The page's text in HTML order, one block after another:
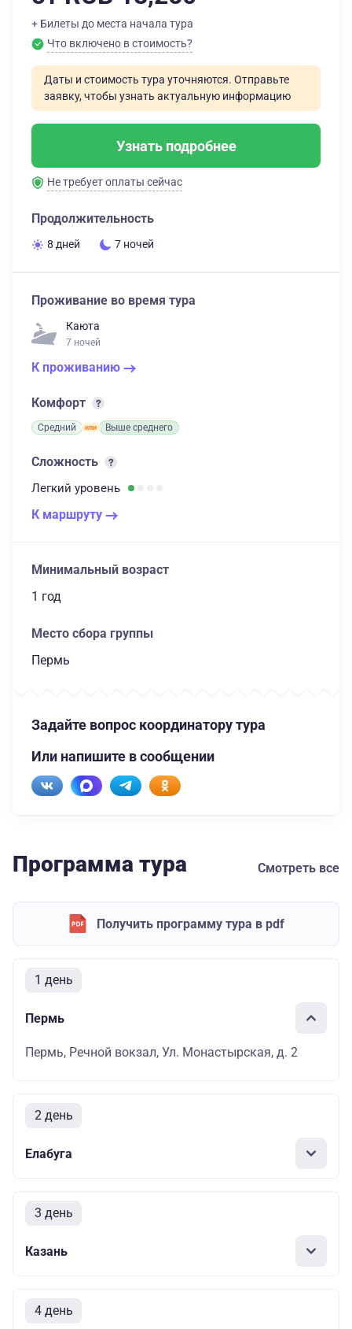
+ Билеты до места начала тура
Что включено в стоимость?
Даты и стоимость тура уточняются. Отправьте
заявку, чтобы узнать актуальную информацию
Узнать подробнее
Не требует оплаты сейчас
Продолжительность
8 дней 7 ночей
Проживание во время тура
Каюта
7 ночей
К проживанию
Комфорт
Средний Выше среднего
Сложность
Легкий уровень
К маршруту
Минимальный возраст
1 год
Место сбора группы
Пермь
Задайте вопрос координатору тура
Или напишите в сообщении
Программа тура Смотреть все
Получить программу тура в pdf
1 день
Пермь
Пермь, Речной вокзал, Ул. Монастырская, д. 2
2 день
Елабуга
3 день
Казань
4 день